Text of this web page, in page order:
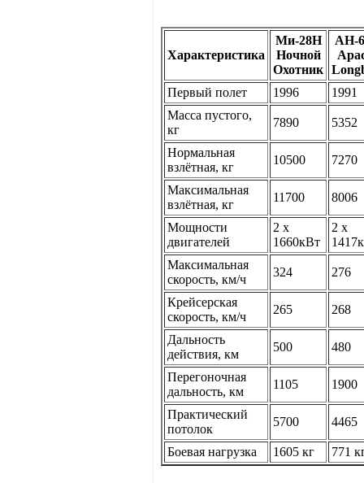
Характеристика
Ми-28Н
Ночной
Охотник
AH-
Первый полет
1996
1991
Масса пустого,
кг
7890 5352
Нормальная
взлётная, кг
10500 7270
Максимальная
взлётная, кг
11700 8006
Мощности
двигателей
2 х
1660кВт
2 х
Максимальная
скорость, км/ч
324 276
Крейсерская
скорость, км/ч
265 268
Дальность
действия, км
500 480
Перегоночная
дальность, км
1105 1900
Практический
потолок
5700 4465
Боевая нагрузка 1605 кг 771